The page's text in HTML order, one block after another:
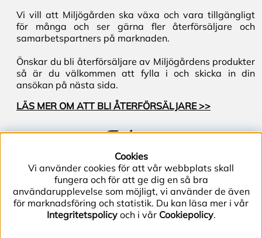
Vi vill att Miljögården ska växa och vara tillgängligt
för många och ser gärna fler återförsäljare och
samarbetspartners på marknaden.
Önskar du bli återförsäljare av Miljögårdens produkter
så är du välkommen att fylla i och skicka in din
ansökan på nästa sida.
LÄS MER OM ATT BLI ÅTERFÖRSÄLJARE >>
Följ oss
Cookies
Vi använder cookies för att vår webbplats skall
fungera och för att ge dig en så bra
användarupplevelse som möjligt, vi använder de även
för marknadsföring och statistik. Du kan läsa mer i vår
Integritetspolicyoch i vår Cookiepolicy.